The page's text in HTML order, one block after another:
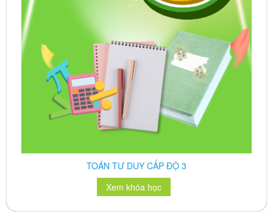
TOÁN TƯ DUY CẤP ĐỘ 4
Xem khóa học